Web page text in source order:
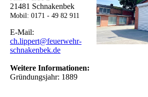
21481 Schnakenbek
Mobil: 0171 - 49 82 911
E-Mail:
ch.lippert@feuerwehr-
schnakenbek.de
Weitere Informationen:
Gründungsjahr: 1889